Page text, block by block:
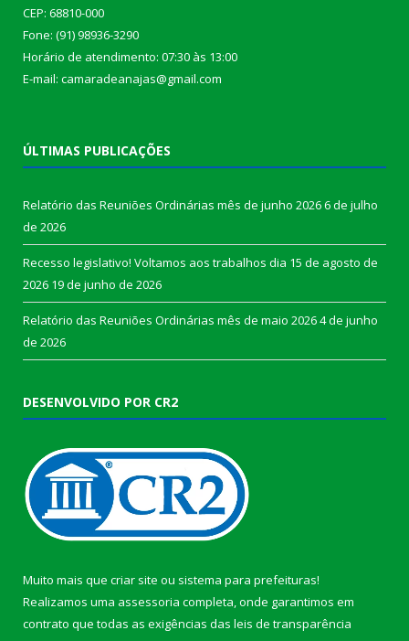
CEP: 68810-000
Fone: (91) 98936-3290
Horário de atendimento: 07:30 às 13:00
E-mail: camaradeanajas@gmail.com
ÚLTIMAS PUBLICAÇÕES
Relatório das Reuniões Ordinárias mês de junho 20266 de julho
de 2026
Recesso legislativo! Voltamos aos trabalhos dia 15 de agosto de
2026 19 de junho de 2026
Relatório das Reuniões Ordinárias mês de maio 20264 de junho
de 2026
DESENVOLVIDO POR CR2
Muito mais que criar site ou sistema para prefeituras!
Realizamos uma assessoria completa, onde garantimos em
contrato que todas as exigências das leis de transparência